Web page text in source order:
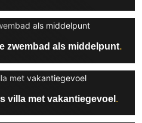
zwembad als middelpunt
villa met vakantiegevoel